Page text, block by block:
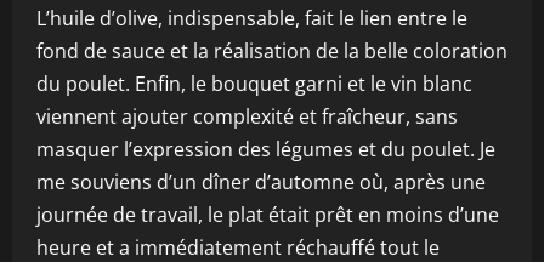
L’huile d’olive, indispensable, fait le lien entre le
fond de sauce et la réalisation de la belle coloration
du poulet. Enfin, le bouquet garni et le vin blanc
viennent ajouter complexité et fraîcheur, sans
masquer l’expression des légumes et du poulet. Je
me souviens d’un dîner d’automne où, après une
journée de travail, le plat était prêt en moins d’une
heure et a immédiatement réchauffé tout le